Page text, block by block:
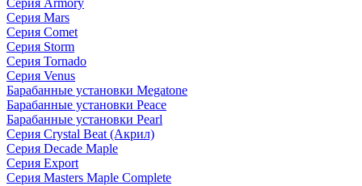
Серия Armory
Серия Mars
Серия Comet
Серия Storm
Серия Tornado
Серия Venus
Барабанные установки Megatone
Барабанные установки Peace
Барабанные установки Pearl
Серия Crystal Beat (Акрил)
Серия Decade Maple
Серия Export
Серия Masters Maple Complete